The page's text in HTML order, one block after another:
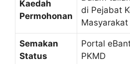
Kaedah
Permohonan
di Pejabat
Masyarakat
Semakan
Status
Portal
PKMD